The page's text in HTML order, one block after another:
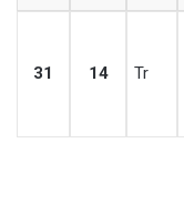
31 14 Tr